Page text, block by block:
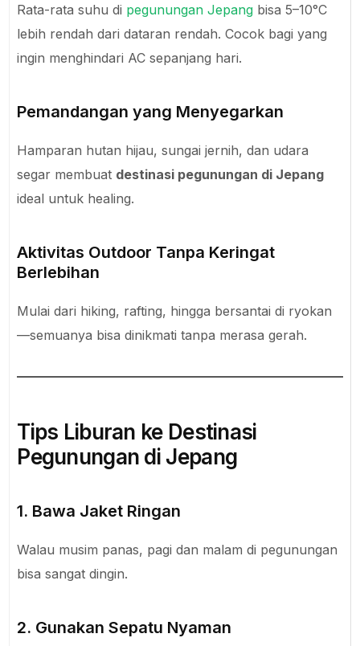
Rata-rata suhu di pegunungan Jepang bisa 5–10°C
lebih rendah dari dataran rendah. Cocok bagi yang
ingin menghindari AC sepanjang hari.
Pemandangan yang Menyegarkan
Hamparan hutan hijau, sungai jernih, dan udara
segar membuat destinasi pegunungan di Jepang
ideal untuk healing.
Aktivitas Outdoor Tanpa Keringat
Berlebihan
Mulai dari hiking, rafting, hingga bersantai di ryokan
—semuanya bisa dinikmati tanpa merasa gerah.
Tips Liburan ke Destinasi
Pegunungan di Jepang
1. Bawa Jaket Ringan
Walau musim panas, pagi dan malam di pegunungan
bisa sangat dingin.
2. Gunakan Sepatu Nyaman